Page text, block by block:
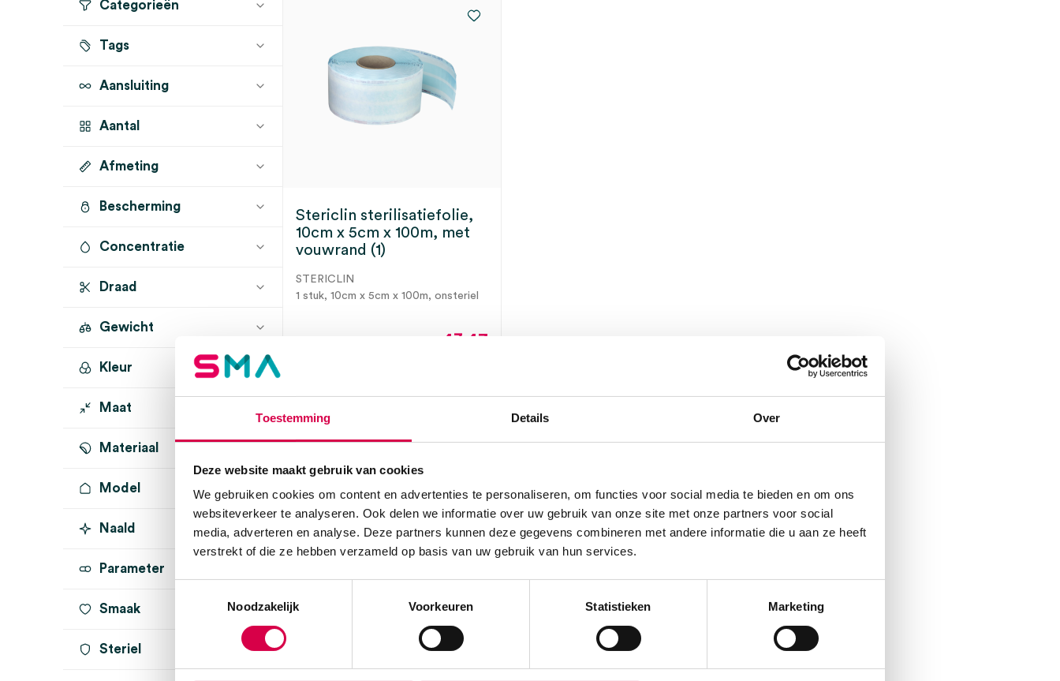
Toestemming Details Over
Deze website maakt gebruik van cookies
We gebruiken cookies om content en advertenties te personaliseren, om functies voor social media te bieden en om ons
websiteverkeer te analyseren. Ook delen we informatie over uw gebruik van onze site met onze partners voor social
media, adverteren en analyse. Deze partners kunnen deze gegevens combineren met andere informatie die u aan ze heeft
verstrekt of die ze hebben verzameld op basis van uw gebruik van hun services.
Noodzakelijk
Voorkeuren Statistieken Marketing
STERICLIN (1)
Categorieën
Sterilisatie
Tags
Aansluiting
Aantal
1 stuk (1)
Afmeting
10cm x 5cm x 100m
Bescherming
Concentratie
Draad
Gewicht
Kleur
Maat
Materiaal
Model
Naald
Parameter
Smaak
Steriel
Stericlin sterilisatiefolie,
10cm x 5cm x 100m, met
vouwrand (1)
STERICLIN
1 stuk, 10cm x 5cm x 100m, onsteriel
43.47